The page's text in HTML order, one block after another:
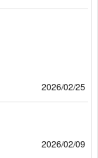
2026/02/25
2026/02/09